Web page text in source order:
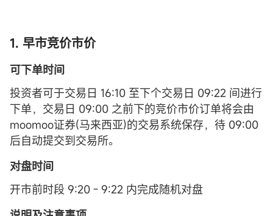
1. 早市竞价市价
可下单时间
投资者可于交易日 16:10 至下个交易日 09:22 间进行
下单，交易日 09:00 之前下的竞价市价订单将会由
moomoo证券(马来西亚)的交易系统保存，待 09:00
后自动提交到交易所。
对盘时间
开市前时段 9:20 - 9:22 内完成随机对盘